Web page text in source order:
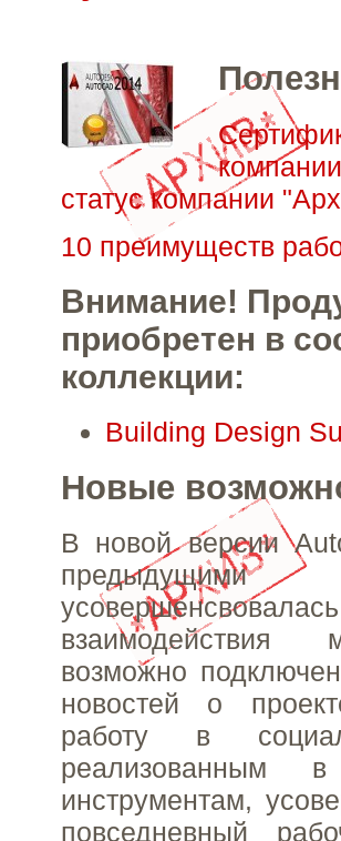
статус компании
10 преимуществ
Внимание!
приобретен в
коллекции:
Building Design
Новые
В новой версии
взаимодействия
возможно
новостей о
работу в
реализованным
инструментам,
повседневный